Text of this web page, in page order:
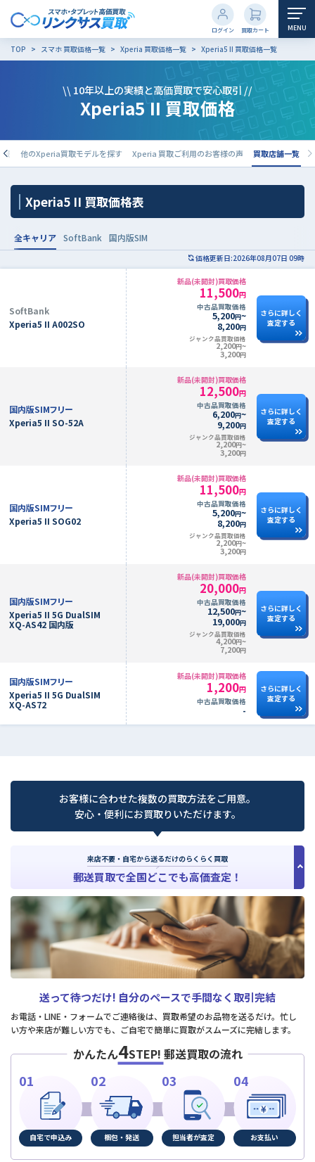
買取カート
ログイン MENU
TOP スマホ 買取価格一覧 Xperia 買取価格一覧 Xperia5 II 買取価格一覧
\\ 10年以上の実績と高価買取で安心取引 //
Xperia5 II 買取価格
報 他のXperia買取モデルを探す Xperia 買取ご利用のお客様の声 買取店舗一覧
Xperia5 II 買取価格表
全キャリア SoftBank 国内版SIM
価格更新日:2026年08月07日 09時
SoftBank
Xperia5 II A002SO
新品(未開封)買取価格
11,500円
中古品買取価格
5,200円~
8,200円
ジャンク品買取価格
2,200円~
3,200円
さらに詳しく
査定する
国内版SIMフリー
Xperia5 II SO-52A
新品(未開封)買取価格
12,500円
中古品買取価格
6,200円~
9,200円
ジャンク品買取価格
2,200円~
3,200円
さらに詳しく
査定する
国内版SIMフリー
Xperia5 II SOG02
新品(未開封)買取価格
11,500円
中古品買取価格
5,200円~
8,200円
ジャンク品買取価格
2,200円~
3,200円
さらに詳しく
査定する
国内版SIMフリー
Xperia5 II 5G DualSIM
XQ-AS42 国内版
新品(未開封)買取価格
20,000円
中古品買取価格
12,500円~
19,000円
ジャンク品買取価格
4,200円~
7,200円
さらに詳しく
査定する
国内版SIMフリー
Xperia5 II 5G DualSIM
XQ-AS72
新品(未開封)買取価格
1,200円
中古品買取価格
-
さらに詳しく
査定する
お客様に合わせた複数の買取方法をご用意。
安心・便利にお買取りいただけます。
来店不要・自宅から送るだけのらくらく買取
郵送買取で全国どこでも高価査定！
送って待つだけ! 自分のペースで手間なく取引完結
お電話・LINE・フォームでご連絡後は、買取希望のお品物を送るだけ。忙し
い方や来店が難しい方でも、ご自宅で簡単に買取がスムーズに完結します。
かんたん4STEP! 郵送買取の流れ
自宅で申込み 梱包・発送 担当者が査定 お支払い